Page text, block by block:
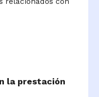
la prestación